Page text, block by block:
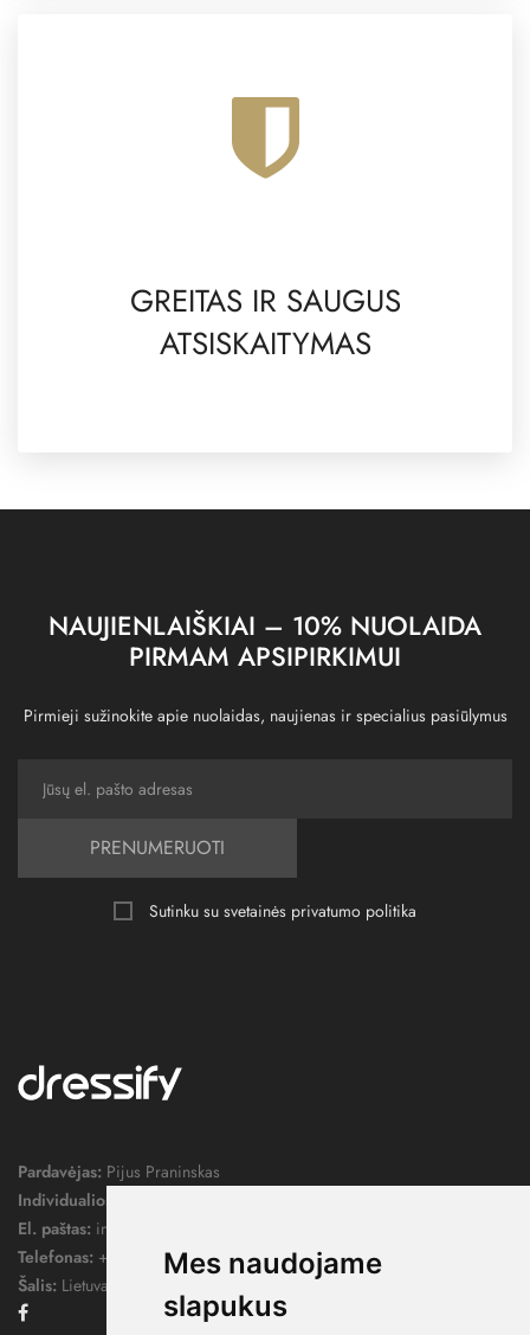
Mes naudojame
slapukus
GREITAS IR SAUGUS
ATSISKAITYMAS
NAUJIENLAIŠKIAI – 10% NUOLAIDA
PIRMAM APSIPIRKIMUI
Pirmieji sužinokite apie nuolaidas, naujienas ir specialius pasiūlymus
PRENUMERUOTI
Sutinku su svetainės privatumo politika
Pardavėjas: Pijus Praninskas
Individualios veiklos pažymos nr.:
El. paštas: info@dressify.lt
Telefonas: +370 676 78578
Šalis: Lietuva